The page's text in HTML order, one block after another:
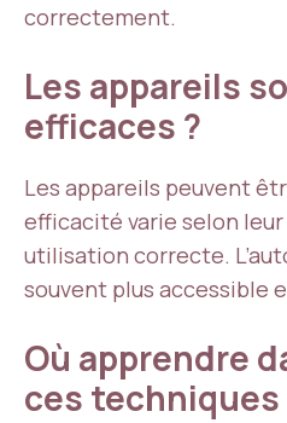
correctement.
Les appareils
efficaces ?
Les appareils peuvent
efficacité varie selon
utilisation correcte.
souvent plus accessible
Où apprendre
ces techniques